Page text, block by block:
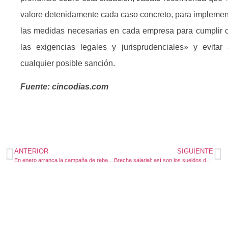
valore detenidamente cada caso concreto, para
las medidas necesarias en cada empresa para cumplir
las exigencias legales y jurisprudenciales» y evitar
cualquier posible sanción.
Fuente: cincodias.com
ANTERIOR SIGUIENTE
Brecha salarial: así son los sueldos de hombres y mujeres en Europa